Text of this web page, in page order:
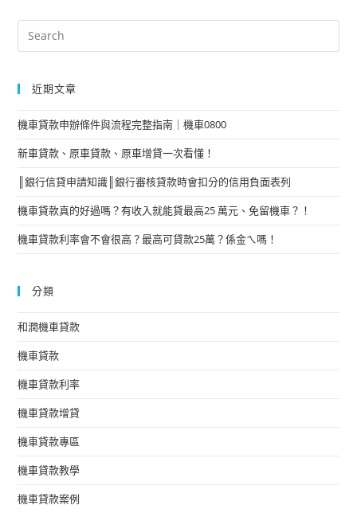
近期文章
機車貸款申辦條件與流程完整指南｜機車0800
新車貸款、原車貸款、原車增貸一次看懂！
║銀行信貸申請知識║銀行審核貸款時會扣分的信用負面表列
機車貸款真的好過嗎？有收入就能貸最高25 萬元、免留機車？！
機車貸款利率會不會很高？最高可貸款25萬？係金ㄟ嗎！
分類
和潤機車貸款
機車貸款
機車貸款利率
機車貸款增貸
機車貸款專區
機車貸款教學
機車貸款案例